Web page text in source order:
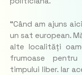
“Când am ajuns
un sat european.
alte localități
frumoase
timpului liber. Iar